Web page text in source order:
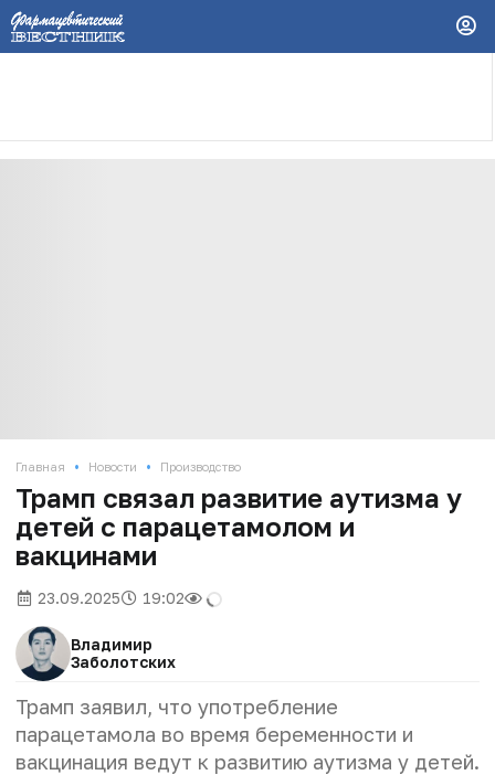
Главная • Новости • Производство
Трамп связал развитие аутизма у
детей с парацетамолом и
вакцинами
23.09.2025 19:02
Владимир
Заболотских
Трамп заявил, что употребление
парацетамола во время беременности и
вакцинация ведут к развитию аутизма у детей.